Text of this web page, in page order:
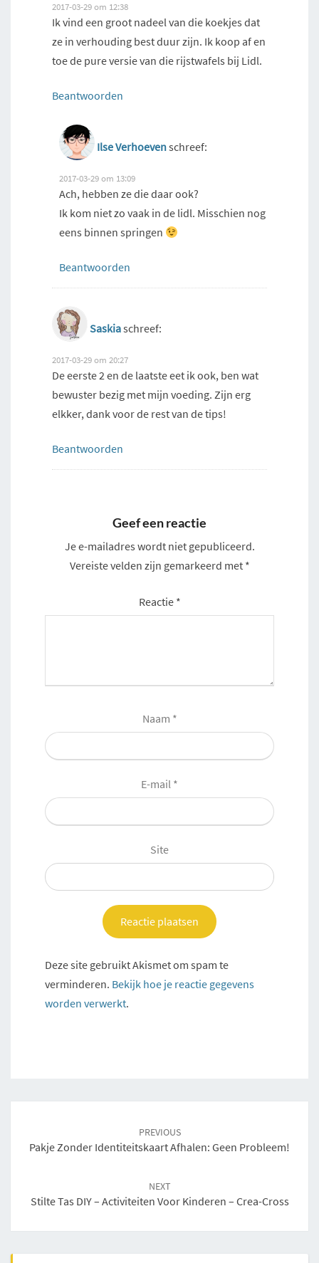
2017-03-29 om 12:38
Ik vind een groot nadeel van die koekjes dat
ze in verhouding best duur zijn. Ik koop af en
toe de pure versie van die rijstwafels bij Lidl.
Beantwoorden
Ilse Verhoevenschreef:
2017-03-29 om 13:09
Ach, hebben ze die daar ook?
Ik kom niet zo vaak in de lidl. Misschien nog
eens binnen springen
Beantwoorden
Saskiaschreef:
2017-03-29 om 20:27
De eerste 2 en de laatste eet ik ook, ben wat
bewuster bezig met mijn voeding. Zijn erg
elkker, dank voor de rest van de tips!
Beantwoorden
Geef een reactie
Je e-mailadres wordt niet gepubliceerd.
Vereiste velden zijn gemarkeerd met *
Reactie *
Naam *
E-mail *
Site
Deze site gebruikt Akismet om spam te
verminderen. Bekijk hoe je reactie gegevens
worden verwerkt.
PREVIOUS
Pakje Zonder Identiteitskaart Afhalen: Geen Probleem!
NEXT
Stilte Tas DIY – Activiteiten Voor Kinderen – Crea-Cross